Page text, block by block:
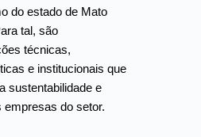
do estado de Mato
tal, são
técnicas,
e institucionais que
sustentabilidade e
empresas do setor.